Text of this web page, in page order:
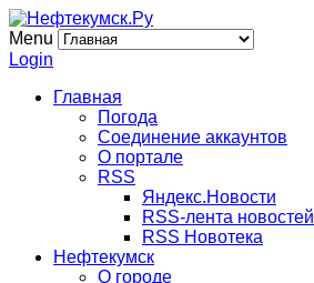
Menu
Login
Главная
Погода
Соединение аккаунтов
О портале
RSS
Яндекс.Новости
RSS-лента новостей
RSS Новотека
Нефтекумск
О городе